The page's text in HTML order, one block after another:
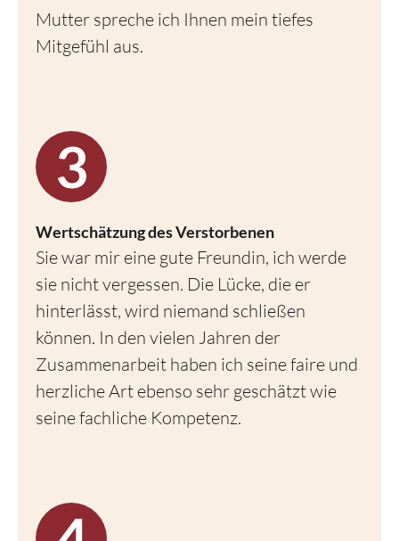
Mutter spreche ich Ihnen mein tiefes
Mitgefühl aus.
Wertschätzung des Verstorbenen
Sie war mir eine gute Freundin, ich werde
sie nicht vergessen. Die Lücke, die er
hinterlässt, wird niemand schließen
können. In den vielen Jahren der
Zusammenarbeit haben ich seine faire und
herzliche Art ebenso sehr geschätzt wie
seine fachliche Kompetenz.